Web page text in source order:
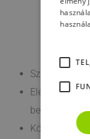
beépítésénél
Könnyen